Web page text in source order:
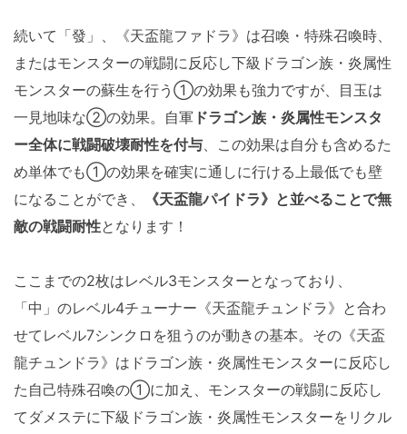
続いて「發」、《天盃龍ファドラ》は召喚・特殊召喚時、
またはモンスターの戦闘に反応し下級ドラゴン族・炎属性
モンスターの蘇生を行う①の効果も強力ですが、目玉は
一見地味な②の効果。自軍 ドラゴン族・炎属性モンスタ
ー全体に戦闘破壊耐性を付与、この効果は自分も含めるた
め単体でも①の効果を確実に通しに行ける上最低でも壁
になることができ、
《天盃龍パイドラ》と並べることで無
敵の戦闘耐性となります！
ここまでの2枚はレベル3モンスターとなっており、
「中」のレベル4チューナー《天盃龍チュンドラ》と合わ
せてレベル7シンクロを狙うのが動きの基本。その《天盃
龍チュンドラ》はドラゴン族・炎属性モンスターに反応し
た自己特殊召喚の①に加え、モンスターの戦闘に反応し
てダメステに下級ドラゴン族・炎属性モンスターをリクル